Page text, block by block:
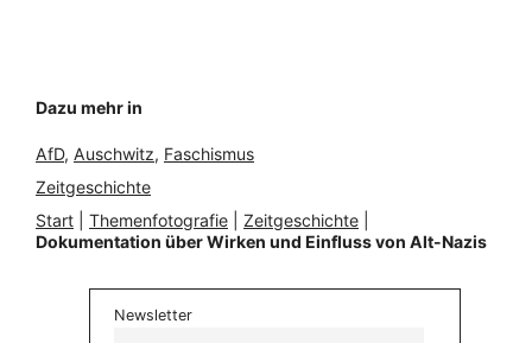
Dazu mehr in
AfD, Auschwitz, Faschismus
Zeitgeschichte
Start
Themenfotografie Zeitgeschichte
Dokumentation über Wirken und Einfluss von Alt-Nazis
Newsletter